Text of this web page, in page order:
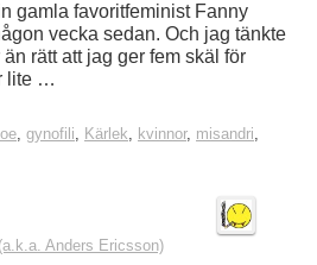
gamla favoritfeminist Fanny
vecka sedan. Och jag tänkte
rätt att jag ger fem skäl för
lite …
, gynofili, Kärlek, kvinnor, misandri,
Anders Ericsson)